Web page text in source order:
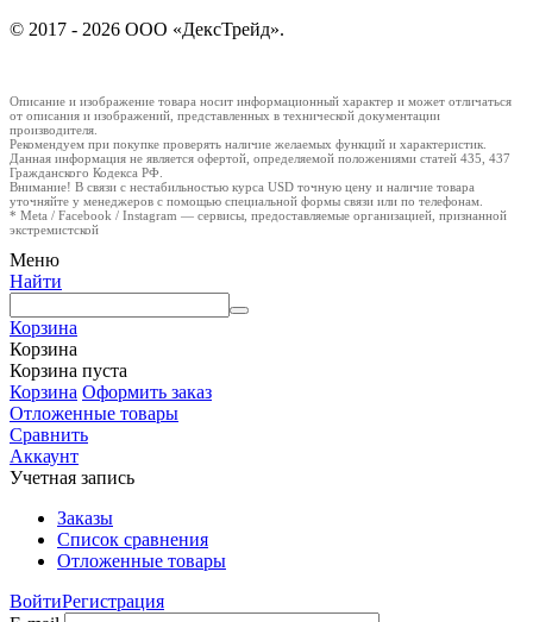
© 2017 - 2026 ООО «ДексТрейд».
Описание и изображение товара носит информационный характер и может отличаться
от описания и изображений, представленных в технической документации
производителя.
Рекомендуем при покупке проверять наличие желаемых функций и характеристик.
Данная информация не является офертой, определяемой положениями статей 435, 437
Гражданского Кодекса РФ.
Внимание! В связи с нестабильностью курса USD точную цену и наличие товара
уточняйте у менеджеров с помощью специальной формы связи или по телефонам.
* Meta / Facebook / Instagram — сервисы, предоставляемые организацией, признанной
экстремистской
Меню
Найти
Корзина
Корзина
Корзина пуста
Корзина Оформить заказ
Отложенные товары
Сравнить
Аккаунт
Учетная запись
Заказы
Список сравнения
Отложенные товары
ВойтиРегистрация